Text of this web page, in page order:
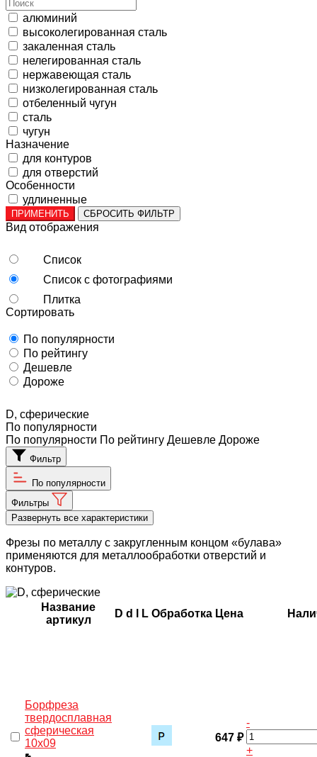
алюминий
высоколегированная сталь
закаленная сталь
нелегированная сталь
нержавеющая сталь
низколегированная сталь
отбеленный чугун
сталь
чугун
Назначение
для контуров
для отверстий
Особенности
удлиненные
ПРИМЕНИТЬ СБРОСИТЬ ФИЛЬТР
Вид отображения
Список
Список с фотографиями
Плитка
Сортировать
По популярности
По рейтингу
Дешевле
Дороже
D, сферические
По популярности
По популярности По рейтингу Дешевле Дороже
Фильтр
По популярности
Фильтры
Развернуть все характеристики
Фрезы по металлу с закругленным концом «булава»
применяются для металлообработки отверстий и
контуров.
Название
артикул
D d L Обработка Цена
Борфреза
твердосплавная
сферическая
10х09
647 ₽
-
+